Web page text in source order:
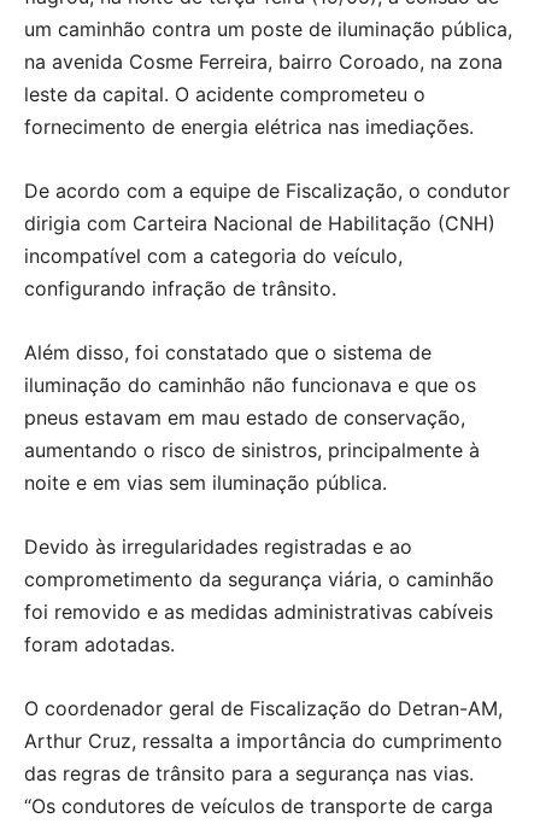
um caminhão contra um poste de iluminação pública,
na avenida Cosme Ferreira, bairro Coroado, na zona
leste da capital. O acidente comprometeu o
fornecimento de energia elétrica nas imediações.
De acordo com a equipe de Fiscalização, o condutor
dirigia com Carteira Nacional de Habilitação (CNH)
incompatível com a categoria do veículo,
configurando infração de trânsito.
Além disso, foi constatado que o sistema de
iluminação do caminhão não funcionava e que os
pneus estavam em mau estado de conservação,
aumentando o risco de sinistros, principalmente à
noite e em vias sem iluminação pública.
Devido às irregularidades registradas e ao
comprometimento da segurança viária, o caminhão
foi removido e as medidas administrativas cabíveis
foram adotadas.
O coordenador geral de Fiscalização do Detran-AM,
Arthur Cruz, ressalta a importância do cumprimento
das regras de trânsito para a segurança nas vias.
“Os condutores de veículos de transporte de carga